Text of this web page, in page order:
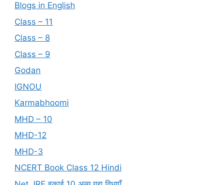
Blogs in English
Class – 11
Class – 8
Class – 9
Godan
IGNOU
Karmabhoomi
MHD – 10
MHD-12
MHD-3
NCERT Book Class 12 Hindi